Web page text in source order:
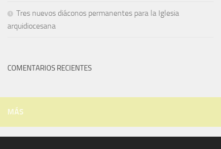
Tres nuevos diáconos permanentes para la Iglesia
arquidiocesana
COMENTARIOS RECIENTES
MÁS